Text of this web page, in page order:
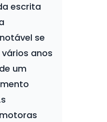
escrita
se
anos
um